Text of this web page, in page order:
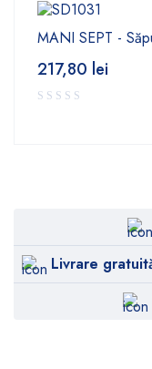
MANI SEPT -
217,80 lei
Livrare